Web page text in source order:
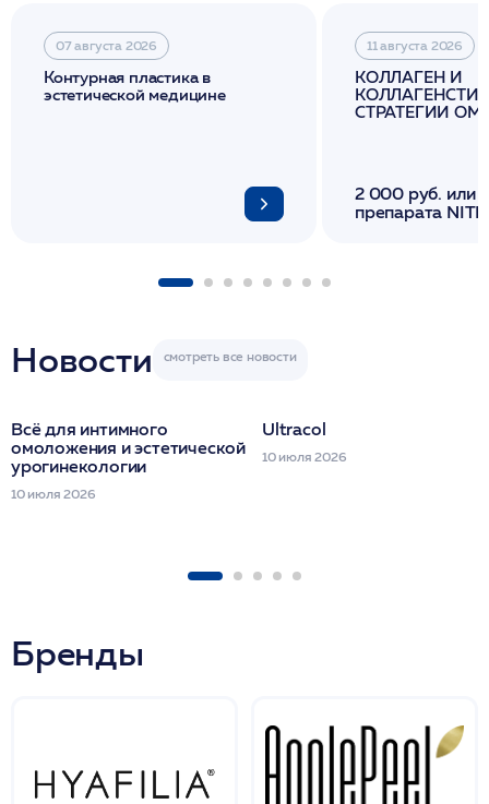
07 августа 2026
Контурная пластика в
эстетической медицине
11 августа 2026
КОЛЛАГЕН И
СТРАТЕГИИ
2 000 руб. или
препарата
Новости
Всё для интимного
омоложения и эстетической
урогинекологии
10 июля 2026
Ultracol
10 июля 2026
Бренды